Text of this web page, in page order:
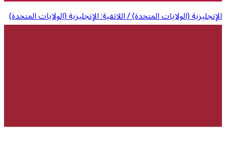
الإنجليزية (الولايات المتحدة) / اللاتفية: الإنجليزية (الولايات المتحدة)